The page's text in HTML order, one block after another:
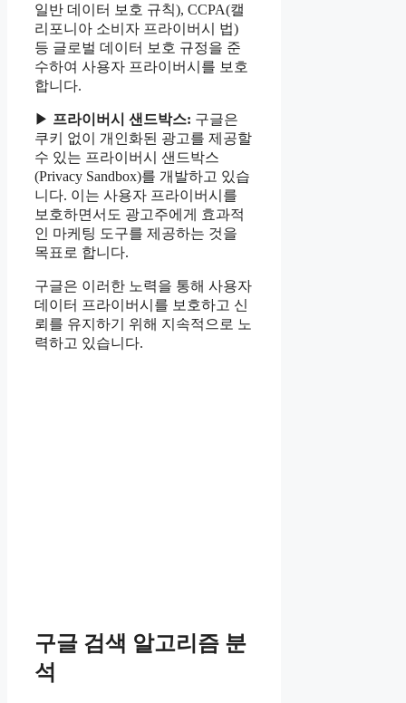
일반 데이터 보호 규칙), CCPA(캘
리포니아 소비자 프라이버시 법)
등 글로벌 데이터 보호 규정을 준
수하여 사용자 프라이버시를 보호
합니다.
▶ 프라이버시 샌드박스: 구글은
쿠키 없이 개인화된 광고를 제공할
수 있는 프라이버시 샌드박스
(Privacy Sandbox)를 개발하고 있습
니다. 이는 사용자 프라이버시를
보호하면서도 광고주에게 효과적
인 마케팅 도구를 제공하는 것을
목표로 합니다.
구글은 이러한 노력을 통해 사용자
데이터 프라이버시를 보호하고 신
뢰를 유지하기 위해 지속적으로 노
력하고 있습니다.
구글 검색 알고리즘 분
석